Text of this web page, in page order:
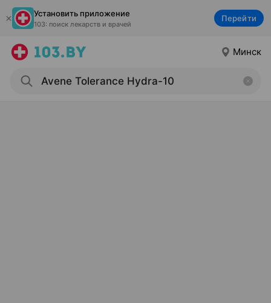
Установить приложение
103: поиск лекарств и врачей
Перейти
Минск